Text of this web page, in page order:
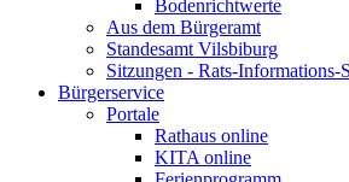
Bodenrichtwerte
Aus dem Bürgeramt
Standesamt Vilsbiburg
Sitzungen - Rats-Informations-
Bürgerservice
Portale
Rathaus online
KITA online